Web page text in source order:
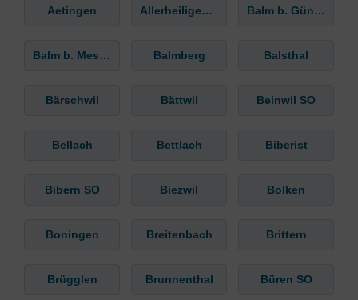
Aetingen Allerheiligenberg Balm b. Günsberg
Balm b. Messen Balmberg Balsthal
Bärschwil Bättwil Beinwil SO
Bellach Bettlach Biberist
Bibern SO Biezwil Bolken
Boningen Breitenbach Brittern
Brügglen Brunnenthal Büren SO